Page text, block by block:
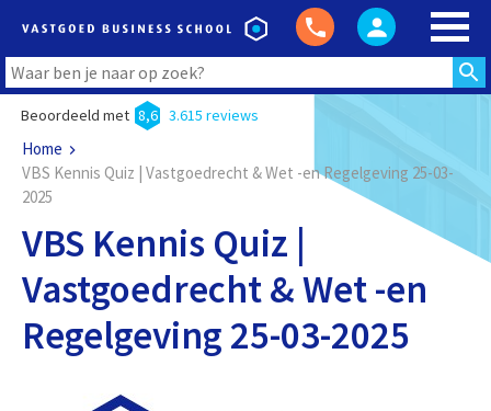
Beoordeeld met 8,6 3.615 reviews
Home
VBS Kennis Quiz | Vastgoedrecht & Wet -en Regelgeving 25-03-
2025
VBS Kennis Quiz |
Vastgoedrecht & Wet -en
Regelgeving 25-03-2025